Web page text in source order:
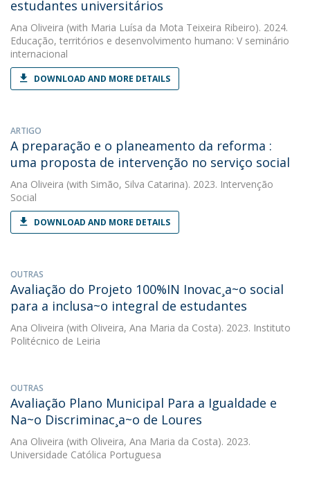
estudantes universitários
Ana Oliveira (with Maria Luísa da Mota Teixeira Ribeiro). 2024.
Educação, territórios e desenvolvimento humano: V seminário
internacional
DOWNLOAD AND MORE DETAILS
ARTIGO
A preparação e o planeamento da reforma :
uma proposta de intervenção no serviço social
Ana Oliveira (with Simão, Silva Catarina). 2023. Intervenção
Social
DOWNLOAD AND MORE DETAILS
OUTRAS
Avaliação do Projeto 100%IN Inovac¸a~o social
para a inclusa~o integral de estudantes
Ana Oliveira (with Oliveira, Ana Maria da Costa). 2023. Instituto
Politécnico de Leiria
OUTRAS
Avaliação Plano Municipal Para a Igualdade e
Na~o Discriminac¸a~o de Loures
Ana Oliveira (with Oliveira, Ana Maria da Costa). 2023.
Universidade Católica Portuguesa